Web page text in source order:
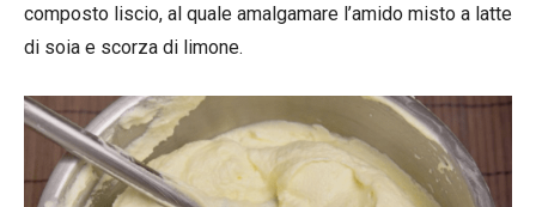
composto liscio, al quale amalgamare l’amido misto a latte
di soia e scorza di limone.